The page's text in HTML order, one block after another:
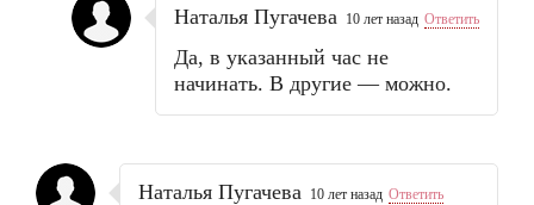
Наталья Пугачева 10 лет назад Ответить
Да, в указанный час не
начинать. В другие — можно.
Наталья Пугачева 10 лет назад Ответить